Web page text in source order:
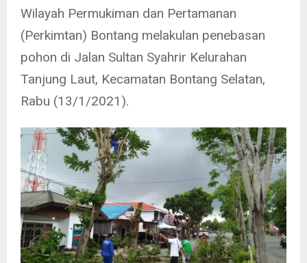
Wilayah Permukiman dan Pertamanan
(Perkimtan) Bontang melakulan penebasan
pohon di Jalan Sultan Syahrir Kelurahan
Tanjung Laut, Kecamatan Bontang Selatan,
Rabu (13/1/2021).